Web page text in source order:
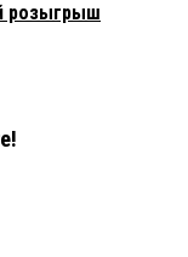
розыгрыш